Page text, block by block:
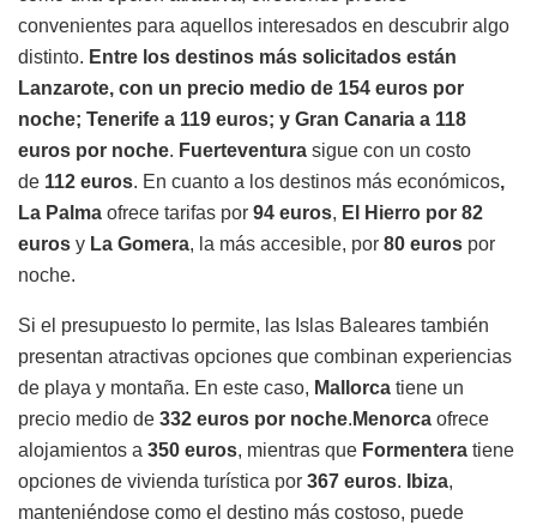
convenientes para aquellos interesados en descubrir algo
distinto. Entre los destinos más solicitados están
Lanzarote, con un precio medio de 154 euros por
noche; Tenerife a 119 euros; y Gran Canaria a 118
euros por noche. Fuerteventura sigue con un costo
de 112 euros. En cuanto a los destinos más económicos,
La Palma ofrece tarifas por 94 euros, El Hierro por 82
euros y La Gomera, la más accesible, por 80 euros por
noche.
Si el presupuesto lo permite, las Islas Baleares también
presentan atractivas opciones que combinan experiencias
de playa y montaña. En este caso, Mallorca tiene un
precio medio de 332 euros por noche. Menorca ofrece
alojamientos a 350 euros, mientras que Formentera tiene
opciones de vivienda turística por 367 euros. Ibiza,
manteniéndose como el destino más costoso, puede